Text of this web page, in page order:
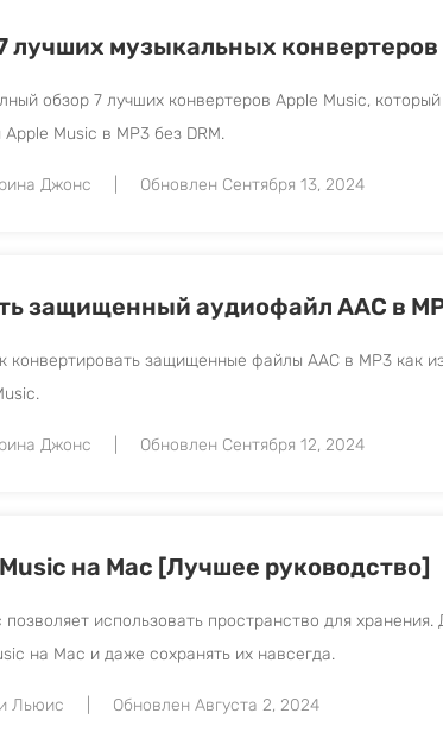
лучших музыкальных
обзор 7 лучших конвертеров Apple Music,
Music в MP3 без DRM.
Джонс Обновлен Сентября 13, 2024
защищенный аудиофайл AAC в
конвертировать защищенные файлы AAC в MP3 как
Джонс Обновлен Сентября 12, 2024
на Mac [Лучшее руководство]
использовать пространство для хранения.
на Mac и даже сохранять их навсегда.
Льюис Обновлен Августа 2, 2024